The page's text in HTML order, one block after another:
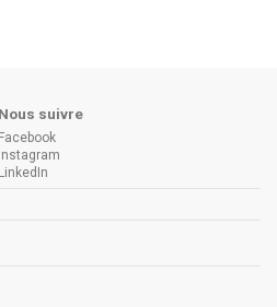
Nous suivre
Facebook
Instagram
LinkedIn